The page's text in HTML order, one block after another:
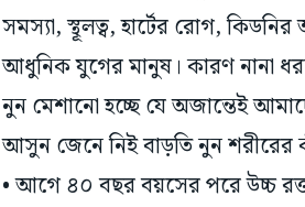
সমস্যা, স্থূলত্ব, হার্টের রোগ,
আধুনিক যুগের মানুষ। কারণ নানা
নুন মেশানো হচ্ছে যে অজান্তেই
আসুন জেনে নিই বাড়তি নুন শরীরের
• আগে ৪০ বছর বয়সের পরে উচ্চ